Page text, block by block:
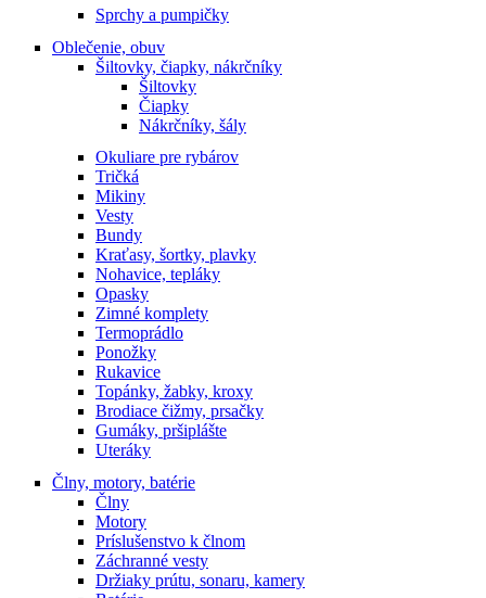
Sprchy a pumpičky
Oblečenie, obuv
Šiltovky, čiapky, nákrčníky
Šiltovky
Čiapky
Nákrčníky, šály
Okuliare pre rybárov
Tričká
Mikiny
Vesty
Bundy
Kraťasy, šortky, plavky
Nohavice, tepláky
Opasky
Zimné komplety
Termoprádlo
Ponožky
Rukavice
Topánky, žabky, kroxy
Brodiace čižmy, prsačky
Gumáky, pršiplášte
Uteráky
Člny, motory, batérie
Člny
Motory
Príslušenstvo k člnom
Záchranné vesty
Držiaky prútu, sonaru, kamery